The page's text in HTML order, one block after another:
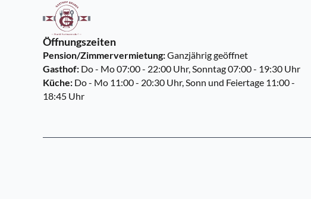
Öffnungszeiten
Pension/Zimmervermietung:Ganzjährig geöffnet
Gasthof: Do - Mo 07:00 - 22:00 Uhr, Sonntag 07:00 - 19:30 Uhr
Küche: Do - Mo 11:00 - 20:30 Uhr, Sonn und Feiertage 11:00 -
18:45 Uhr